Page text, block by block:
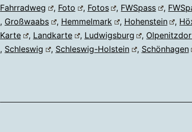
Fahrradweg
, Foto , Fotos , FWSpass ,
, Großwaabs , Hemmelmark , Hohenstein ,
Karte
, Landkarte , Ludwigsburg ,
, Schleswig , Schleswig-Holstein , Schönhagen